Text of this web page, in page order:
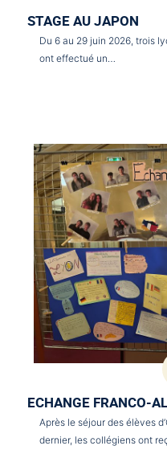
STAGE AU JAPON
Du 6 au 29 juin 2026, trois
ont effectué un…
ECHANGE FRANCO-
Après le séjour des élèves
dernier, les collégiens ont